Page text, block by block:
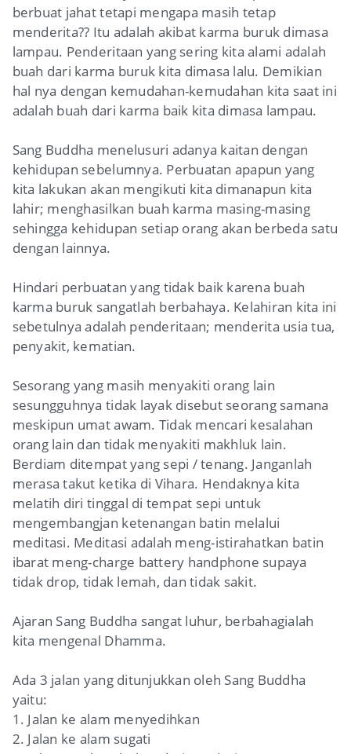
berbuat jahat tetapi mengapa masih tetap
menderita?? Itu adalah akibat karma buruk dimasa
lampau. Penderitaan yang sering kita alami adalah
buah dari karma buruk kita dimasa lalu. Demikian
hal nya dengan kemudahan-kemudahan kita saat ini
adalah buah dari karma baik kita dimasa lampau.
Sang Buddha menelusuri adanya kaitan dengan
kehidupan sebelumnya. Perbuatan apapun yang
kita lakukan akan mengikuti kita dimanapun kita
lahir; menghasilkan buah karma masing-masing
sehingga kehidupan setiap orang akan berbeda satu
dengan lainnya.
Hindari perbuatan yang tidak baik karena buah
karma buruk sangatlah berbahaya. Kelahiran kita ini
sebetulnya adalah penderitaan; menderita usia tua,
penyakit, kematian.
Sesorang yang masih menyakiti orang lain
sesungguhnya tidak layak disebut seorang samana
meskipun umat awam. Tidak mencari kesalahan
orang lain dan tidak menyakiti makhluk lain.
Berdiam ditempat yang sepi / tenang. Janganlah
merasa takut ketika di Vihara. Hendaknya kita
melatih diri tinggal di tempat sepi untuk
mengembangjan ketenangan batin melalui
meditasi. Meditasi adalah meng-istirahatkan batin
ibarat meng-charge battery handphone supaya
tidak drop, tidak lemah, dan tidak sakit.
Ajaran Sang Buddha sangat luhur, berbahagialah
kita mengenal Dhamma.
Ada 3 jalan yang ditunjukkan oleh Sang Buddha
yaitu:
1. Jalan ke alam menyedihkan
2. Jalan ke alam sugati